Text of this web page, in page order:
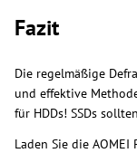
Fazit
Die regelmäßige
und effektive
für HDDs! SSDs
Laden Sie die